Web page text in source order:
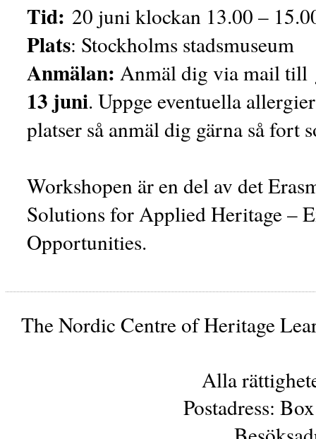
Tid: 20 juni klockan 13.00 –
Plats: Stockholms stadsmuseum
Anmälan: Anmäl dig via mail till
13 juni. Uppge eventuella
platser så anmäl dig gärna så fort
Workshopen är en del av det
Solutions for Applied Heritage –
Opportunities.
The Nordic Centre of Heritage
Alla
Postadress: